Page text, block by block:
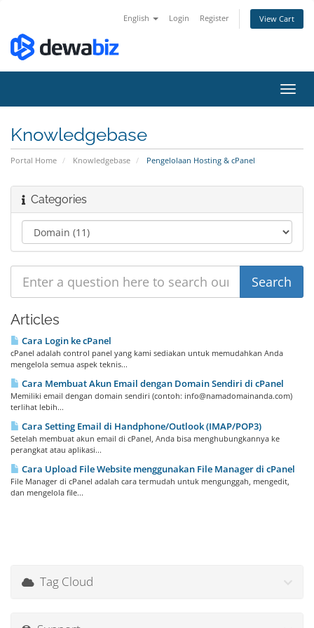
English Login Register View Cart
Knowledgebase
Portal Home Knowledgebase Pengelolaan Hosting & cPanel
Categories
Articles
Cara Login ke cPanel
cPanel adalah control panel yang kami sediakan untuk memudahkan Anda
mengelola semua aspek teknis...
Cara Membuat Akun Email dengan Domain Sendiri di cPanel
Memiliki email dengan domain sendiri (contoh: info@namadomainanda.com)
terlihat lebih...
Cara Setting Email di Handphone/Outlook (IMAP/POP3)
Setelah membuat akun email di cPanel, Anda bisa menghubungkannya ke
perangkat atau aplikasi...
Cara Upload File Website menggunakan File Manager di cPanel
File Manager di cPanel adalah cara termudah untuk mengunggah, mengedit,
dan mengelola file...
Tag Cloud